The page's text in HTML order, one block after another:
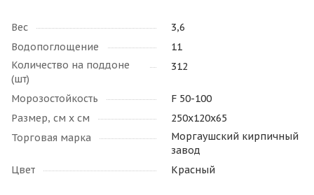
Вес
3,6
Водопоглощение
11
Количество на поддоне
(шт)
312
Морозостойкость
F 50-100
Размер, см х см
250х120х65
Торговая марка
Моргаушский кирпичный
завод
Цвет
Красный